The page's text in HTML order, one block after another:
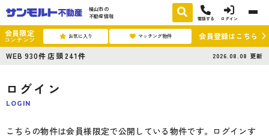
福山市の
不動産情報
電話する ログイン
会員限定
コンテンツ お気に入り マッチング物件
会員登録はこちら
WEB 930件 店頭241件 2026.08.08 更新
ログイン
LOGIN
こちらの物件は会員様限定で公開している物件です。ログインす